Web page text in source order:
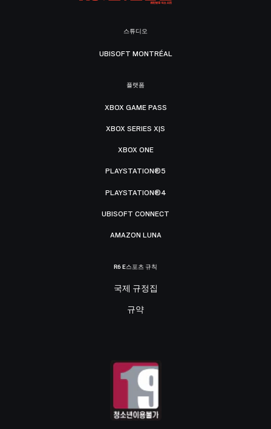
스튜디오
UBISOFT MONTRÉAL
플랫폼
XBOX GAME PASS
XBOX SERIES X|S
XBOX ONE
PLAYSTATION®5
PLAYSTATION®4
UBISOFT CONNECT
AMAZON LUNA
R6 E스포츠 규칙
국제 규정집
규약